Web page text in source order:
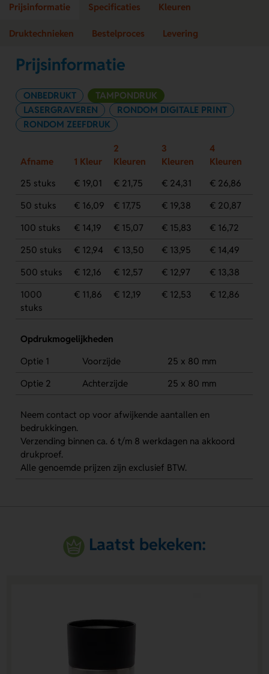
Prijsinformatie Specificaties Kleuren
Druktechnieken Bestelproces Levering
Prijsinformatie
ONBEDRUKT
TAMPONDRUK
LASERGRAVEREN
RONDOM DIGITALE PRINT
RONDOM ZEEFDRUK
Afname 1 Kleur
2
Kleuren
3
Kleuren
4
Kleuren
25 stuks
€ 19,01 € 21,75 € 24,31
€ 26,86
50 stuks
€ 16,09 € 17,75 € 19,38
€ 20,87
100 stuks
€ 14,19 € 15,07 € 15,83
€ 16,72
250 stuks
€ 12,94 € 13,50 € 13,95
€ 14,49
500 stuks
€ 12,16 € 12,57 € 12,97
€ 13,38
1000
stuks
€ 11,86 € 12,19 € 12,53 € 12,86
Opdrukmogelijkheden
Optie 1
Voorzijde
25 x 80 mm
Optie 2
Achterzijde 25 x 80 mm
Neem contact op voor afwijkende aantallen en
bedrukkingen.
Verzending binnen ca. 6 t/m 8 werkdagen na akkoord
drukproef.
Alle genoemde prijzen zijn exclusief BTW.
Laatst bekeken: